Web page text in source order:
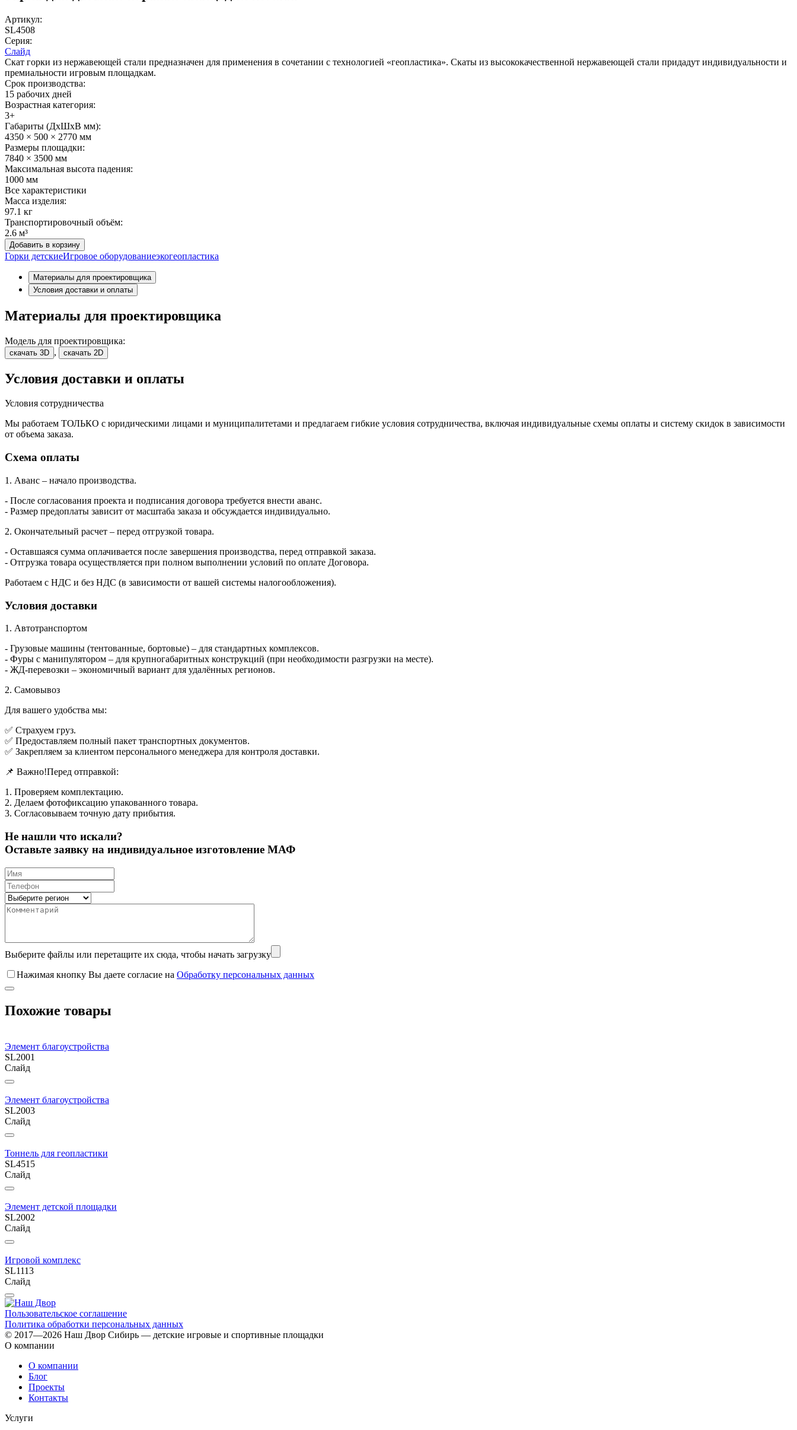
Артикул:
SL4508
Серия:
Слайд
Скат горки из нержавеющей стали предназначен для применения в сочетании с технологией «геопластика». Скаты из высококачественной нержавеющей стали придадут индивидуальности и
премиальности игровым площадкам.
Срок производства:
15 рабочих дней
Возрастная категория:
3+
Габариты (ДхШxВ мм):
4350 × 500 × 2770 мм
Размеры площадки:
7840 × 3500 мм
Максимальная высота падения:
1000 мм
Все характеристики
Масса изделия:
97.1 кг
Транспортировочный объём:
2.6 м³
Добавить в корзину
Горки детскиеИгровое оборудованиеэкогеопластика
Материалы для проектировщика
Условия доставки и оплаты
Материалы для проектировщика
Модель для проектировщика:
скачать 3D , скачать 2D
Условия доставки и оплаты
Условия сотрудничества
Мы работаем ТОЛЬКО с юридическими лицами и муниципалитетами и предлагаем гибкие условия сотрудничества, включая индивидуальные схемы оплаты и систему скидок в зависимости
от объема заказа.
Схема оплаты
1. Аванс – начало производства.
- После согласования проекта и подписания договора требуется внести аванс.
- Размер предоплаты зависит от масштаба заказа и обсуждается индивидуально.
2. Окончательный расчет – перед отгрузкой товара.
- Оставшаяся сумма оплачивается после завершения производства, перед отправкой заказа.
- Отгрузка товара осуществляется при полном выполнении условий по оплате Договора.
Работаем с НДС и без НДС (в зависимости от вашей системы налогообложения).
Условия доставки
1. Автотранспортом
- Грузовые машины (тентованные, бортовые) – для стандартных комплексов.
- Фуры с манипулятором – для крупногабаритных конструкций (при необходимости разгрузки на месте).
- ЖД-перевозки – экономичный вариант для удалённых регионов.
2. Самовывоз
Для вашего удобства мы:
✅ Страхуем груз.
✅ Предоставляем полный пакет транспортных документов.
✅ Закрепляем за клиентом персонального менеджера для контроля доставки.
📌 Важно!Перед отправкой:
1. Проверяем комплектацию.
2. Делаем фотофиксацию упакованного товара.
3. Согласовываем точную дату прибытия.
Не нашли что искали?
Оставьте заявку на индивидуальное изготовление МАФ
Выберите файлы или перетащите их сюда, чтобы начать загрузку
Нажимая кнопку Вы даете согласие на Обработку персональных данных
Похожие товары
Элемент благоустройства
SL2001
Слайд
Элемент благоустройства
SL2003
Слайд
Тоннель для геопластики
SL4515
Слайд
Элемент детской площадки
SL2002
Слайд
Игровой комплекс
SL1113
Слайд
Пользовательское соглашение
Политика обработки персональных данных
© 2017—2026 Наш Двор Сибирь — детские игровые и спортивные площадки
О компании
О компании
Блог
Проекты
Контакты
Услуги